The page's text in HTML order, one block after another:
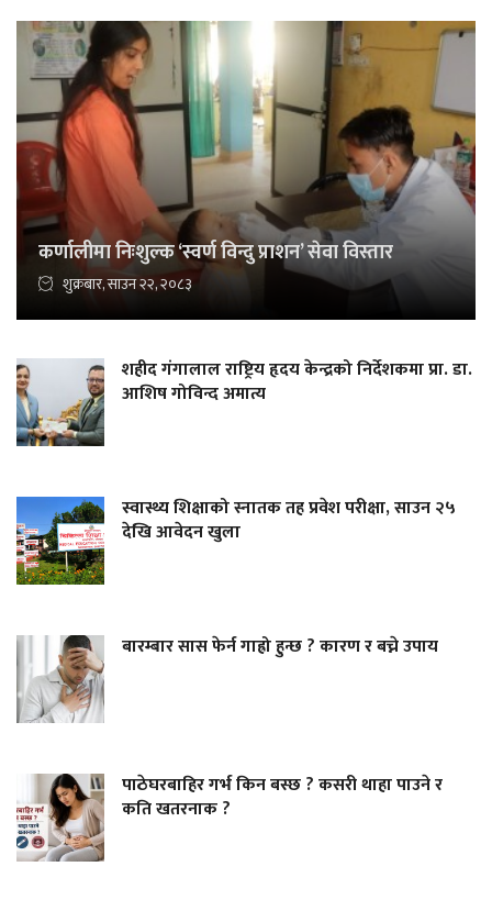
कर्णालीमा निःशुल्क ‘स्वर्ण विन्दु प्राशन’ सेवा विस्तार
शुक्रबार, साउन २२, २०८३
शहीद गंगालाल राष्ट्रिय हृदय केन्द्रको निर्देशकमा प्रा. डा.
आशिष गोविन्द अमात्य
स्वास्थ्य शिक्षाको स्नातक तह प्रवेश परीक्षा, साउन २५
देखि आवेदन खुला
बारम्बार सास फेर्न गाह्रो हुन्छ ? कारण र बच्ने उपाय
पाठेघरबाहिर गर्भ किन बस्छ ? कसरी थाहा पाउने र
कति खतरनाक ?